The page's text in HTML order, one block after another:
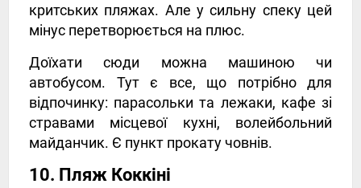
критських пляжах. Але у сильну спеку цей
мінус перетворюється на плюс.
Доїхати сюди можна машиною чи
автобусом. Тут є все, що потрібно для
відпочинку: парасольки та лежаки, кафе зі
стравами місцевої кухні, волейбольний
майданчик. Є пункт прокату човнів.
10. Пляж Коккіні